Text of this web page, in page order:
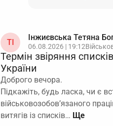
ТІ
Інжиєвська Тетяна
06.08.2026 | 19:12
Термін звіряння
України
Доброго вечора.
Підкажіть, будь ласка, чи є
військовозобов’язаного
витягів із списків…